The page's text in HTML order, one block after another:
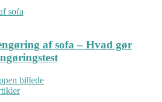
af sofa – Hvad gør